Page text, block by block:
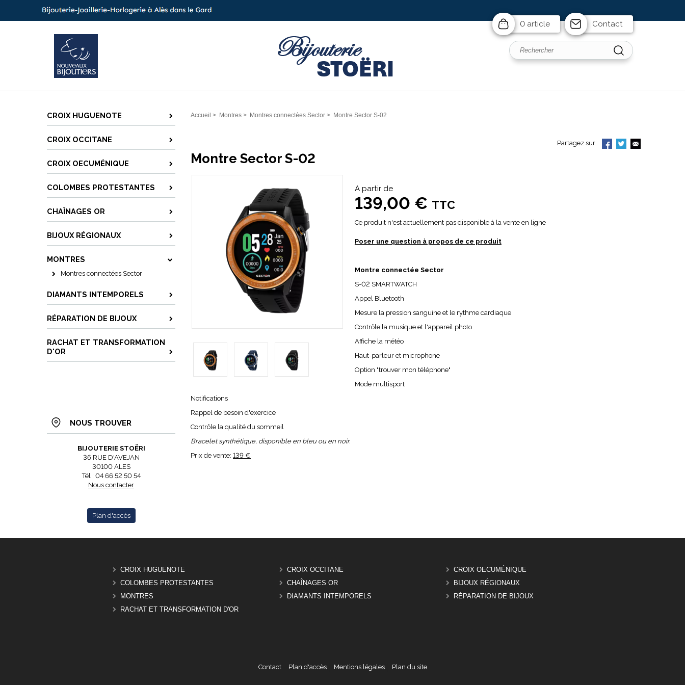
0 article Contact
CROIX HUGUENOTE
CROIX OCCITANE
CROIX OECUMÉNIQUE
COLOMBES PROTESTANTES
CHAÎNAGES OR
BIJOUX RÉGIONAUX
MONTRES
Montres connectées Sector
DIAMANTS INTEMPORELS
RÉPARATION DE BIJOUX
RACHAT ET TRANSFORMATION
D'OR
NOUS TROUVER
BIJOUTERIE STOËRI
36 RUE D'AVEJAN
30100 ALES
Tél : 04 66 52 50 54
Nous contacter
Plan d'accès
Accueil > Montres > Montres connectées Sector > Montre Sector S-02
Partagez sur
Montre Sector S-02
A partir de
139,00 € TTC
Ce produit n'est actuellement pas disponible à la vente en ligne
Poser une question à propos de ce produit
Montre connectée Sector
S-02 SMARTWATCH
Appel Bluetooth
Mesure la pression sanguine et le rythme cardiaque
Contrôle la musique et l'appareil photo
Affiche la météo
Haut-parleur et microphone
Option "trouver mon téléphone"
Mode multisport
Notifications
Rappel de besoin d'exercice
Contrôle la qualité du sommeil
Bracelet synthétique, disponible en bleu ou en noir.
Prix de vente: 139 €
CROIX HUGUENOTE CROIX OCCITANE
CROIX OECUMÉNIQUE
COLOMBES PROTESTANTES
CHAÎNAGES OR
BIJOUX RÉGIONAUX
MONTRES
DIAMANTS INTEMPORELS
RÉPARATION DE BIJOUX
RACHAT ET TRANSFORMATION D'OR
Contact Plan d'accès Mentions légales Plan du site